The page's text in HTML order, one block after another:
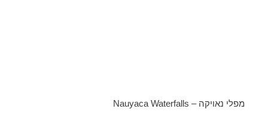
מפלי נאויקה – Nauyaca Waterfalls